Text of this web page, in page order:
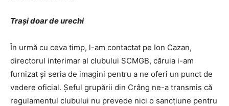
Traşi doar de urechi
În urmă cu ceva timp, l-am contactat pe Ion Cazan,
directorul interimar al clubului SCMGB, căruia i-am
furnizat şi seria de imagini pentru a ne oferi un punct de
vedere oficial. Şeful grupării din Crâng ne-a transmis că
regulamentul clubului nu prevede nici o sancţiune pentru